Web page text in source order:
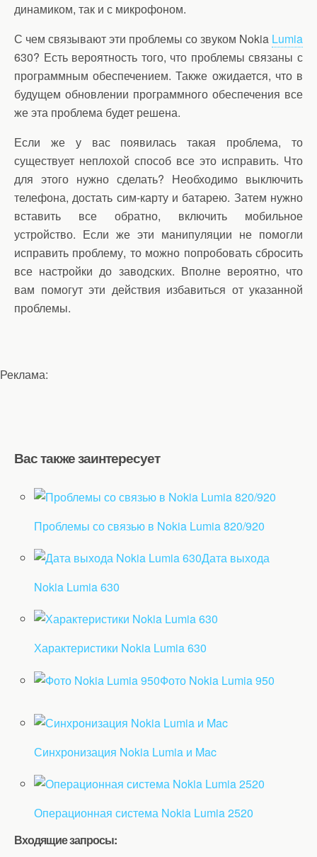
динамиком, так и с микрофоном.
С чем связывают эти проблемы со звуком Nokia Lumia
630? Есть вероятность того, что проблемы связаны с
программным обеспечением. Также ожидается, что в
будущем обновлении программного обеспечения все
же эта проблема будет решена.
Если же у вас появилась такая проблема, то
существует неплохой способ все это исправить. Что
для этого нужно сделать? Необходимо выключить
телефона, достать сим-карту и батарею. Затем нужно
вставить все обратно, включить мобильное
устройство. Если же эти манипуляции не помогли
исправить проблему, то можно попробовать сбросить
все настройки до заводских. Вполне вероятно, что
вам помогут эти действия избавиться от указанной
проблемы.
Реклама:
Вас также заинтересует
Проблемы со связью в Nokia Lumia 820/920
Дата выхода
Nokia Lumia 630
Характеристики Nokia Lumia 630
Фото Nokia Lumia 950
Синхронизация Nokia Lumia и Mac
Операционная система Nokia Lumia 2520
Входящие запросы: